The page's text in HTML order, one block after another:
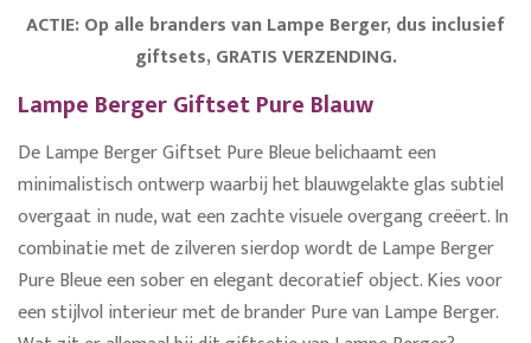
ACTIE: Op alle branders van Lampe Berger, dus inclusief
giftsets, GRATIS VERZENDING.
Lampe Berger Giftset Pure Blauw
De Lampe Berger Giftset Pure Bleue belichaamt een
minimalistisch ontwerp waarbij het blauwgelakte glas subtiel
overgaat in nude, wat een zachte visuele overgang creëert. In
combinatie met de zilveren sierdop wordt de Lampe Berger
Pure Bleue een sober en elegant decoratief object. Kies voor
een stijlvol interieur met de brander Pure van Lampe Berger.